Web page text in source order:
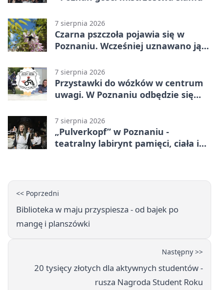
7 sierpnia 2026
Czarna pszczoła pojawia się w
Poznaniu. Wcześniej uznawano ją
7 sierpnia 2026
Przystawki do wózków w centrum
uwagi. W Poznaniu odbędzie się
7 sierpnia 2026
„Pulverkopf” w Poznaniu -
teatralny labirynt pamięci, ciała i
<< Poprzedni
Biblioteka w maju przyspiesza - od bajek po
mangę i planszówki
Następny >>
20 tysięcy złotych dla aktywnych studentów -
rusza Nagroda Student Roku